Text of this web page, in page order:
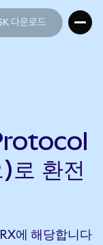
다운로드
환전
에 해당합니다